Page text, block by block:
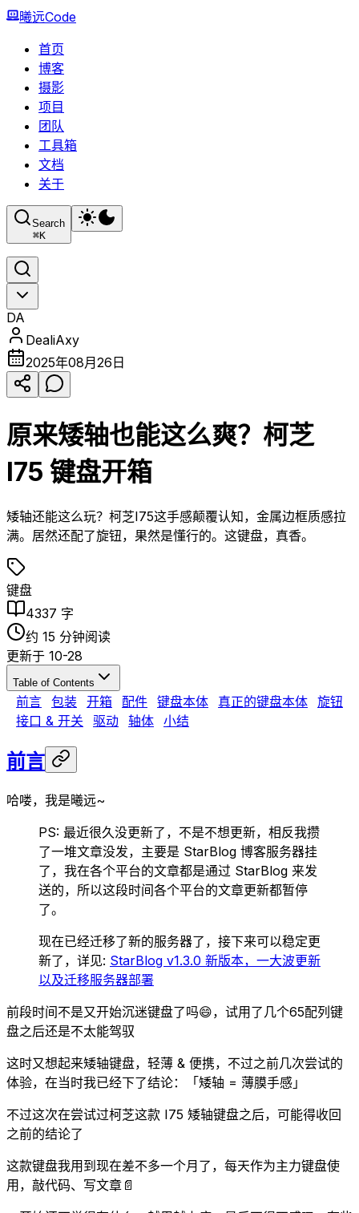
曦远Code
首页
博客
摄影
项目
团队
工具箱
文档
关于
Search
⌘K
DA
DealiAxy
2025年08月26日
原来矮轴也能这么爽？柯芝
I75 键盘开箱
矮轴还能这么玩？柯芝I75这手感颠覆认知，金属边框质感拉
满。居然还配了旋钮，果然是懂行的。这键盘，真香。
键盘
4337 字
约 15 分钟阅读
更新于 10-28
Table of Contents
前言 包装 开箱 配件 键盘本体 真正的键盘本体 旋钮
接口 & 开关
驱动 轴体 小结
前言
哈喽，我是曦远~
PS: 最近很久没更新了，不是不想更新，相反我攒
了一堆文章没发，主要是 StarBlog 博客服务器挂
了，我在各个平台的文章都是通过 StarBlog 来发
送的，所以这段时间各个平台的文章更新都暂停
了。
现在已经迁移了新的服务器了，接下来可以稳定更
新了，详见: StarBlog v1.3.0 新版本，一大波更新
以及迁移服务器部署
前段时间不是又开始沉迷键盘了吗😄，试用了几个65配列键
盘之后还是不太能驾驭
这时又想起来矮轴键盘，轻薄 & 便携，不过之前几次尝试的
体验，在当时我已经下了结论：「矮轴 = 薄膜手感」
不过这次在尝试过柯芝这款 I75 矮轴键盘之后，可能得收回
之前的结论了
这款键盘我用到现在差不多一个月了，每天作为主力键盘使
用，敲代码、写文章📄